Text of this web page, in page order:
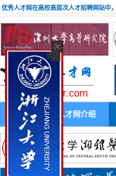
优秀人才网在高校高层次人才招聘网站中
www.youxiuhr.com
首 页 人才网介绍